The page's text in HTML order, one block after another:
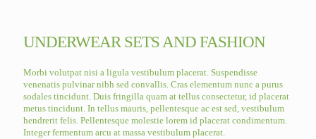
UNDERWEAR SETS AND FASHION
Morbi volutpat nisi a ligula vestibulum placerat. Suspendisse
venenatis pulvinar nibh sed convallis. Cras elementum nunc a purus
sodales tincidunt. Duis fringilla quam at tellus consectetur, id placerat
metus tincidunt. In tellus mauris, pellentesque ac est sed, vestibulum
hendrerit felis. Pellentesque molestie lorem id placerat condimentum.
Integer fermentum arcu at massa vestibulum placerat.